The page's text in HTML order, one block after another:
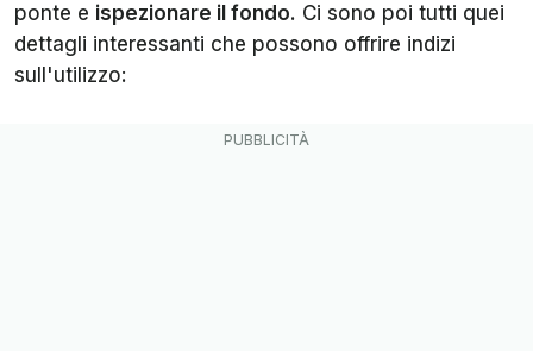
ponte e ispezionare il fondo. Ci sono poi tutti quei
dettagli interessanti che possono offrire indizi
sull'utilizzo: